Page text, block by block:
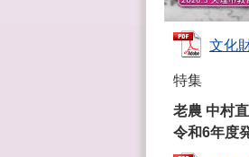
文化
特集
老農 中村
令和6年度